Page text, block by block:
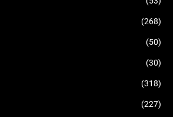
(268)
(50)
(30)
(318)
(227)